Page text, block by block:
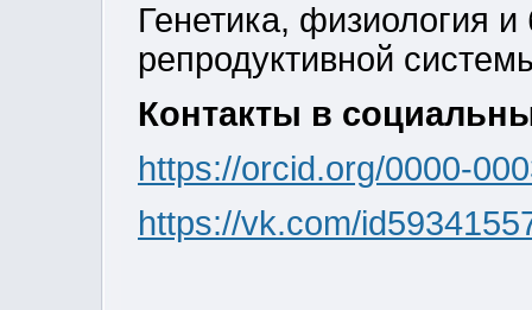
Генетика, физиология
репродуктивной
Контакты в
https://orcid.org/0000-
https://vk.com/